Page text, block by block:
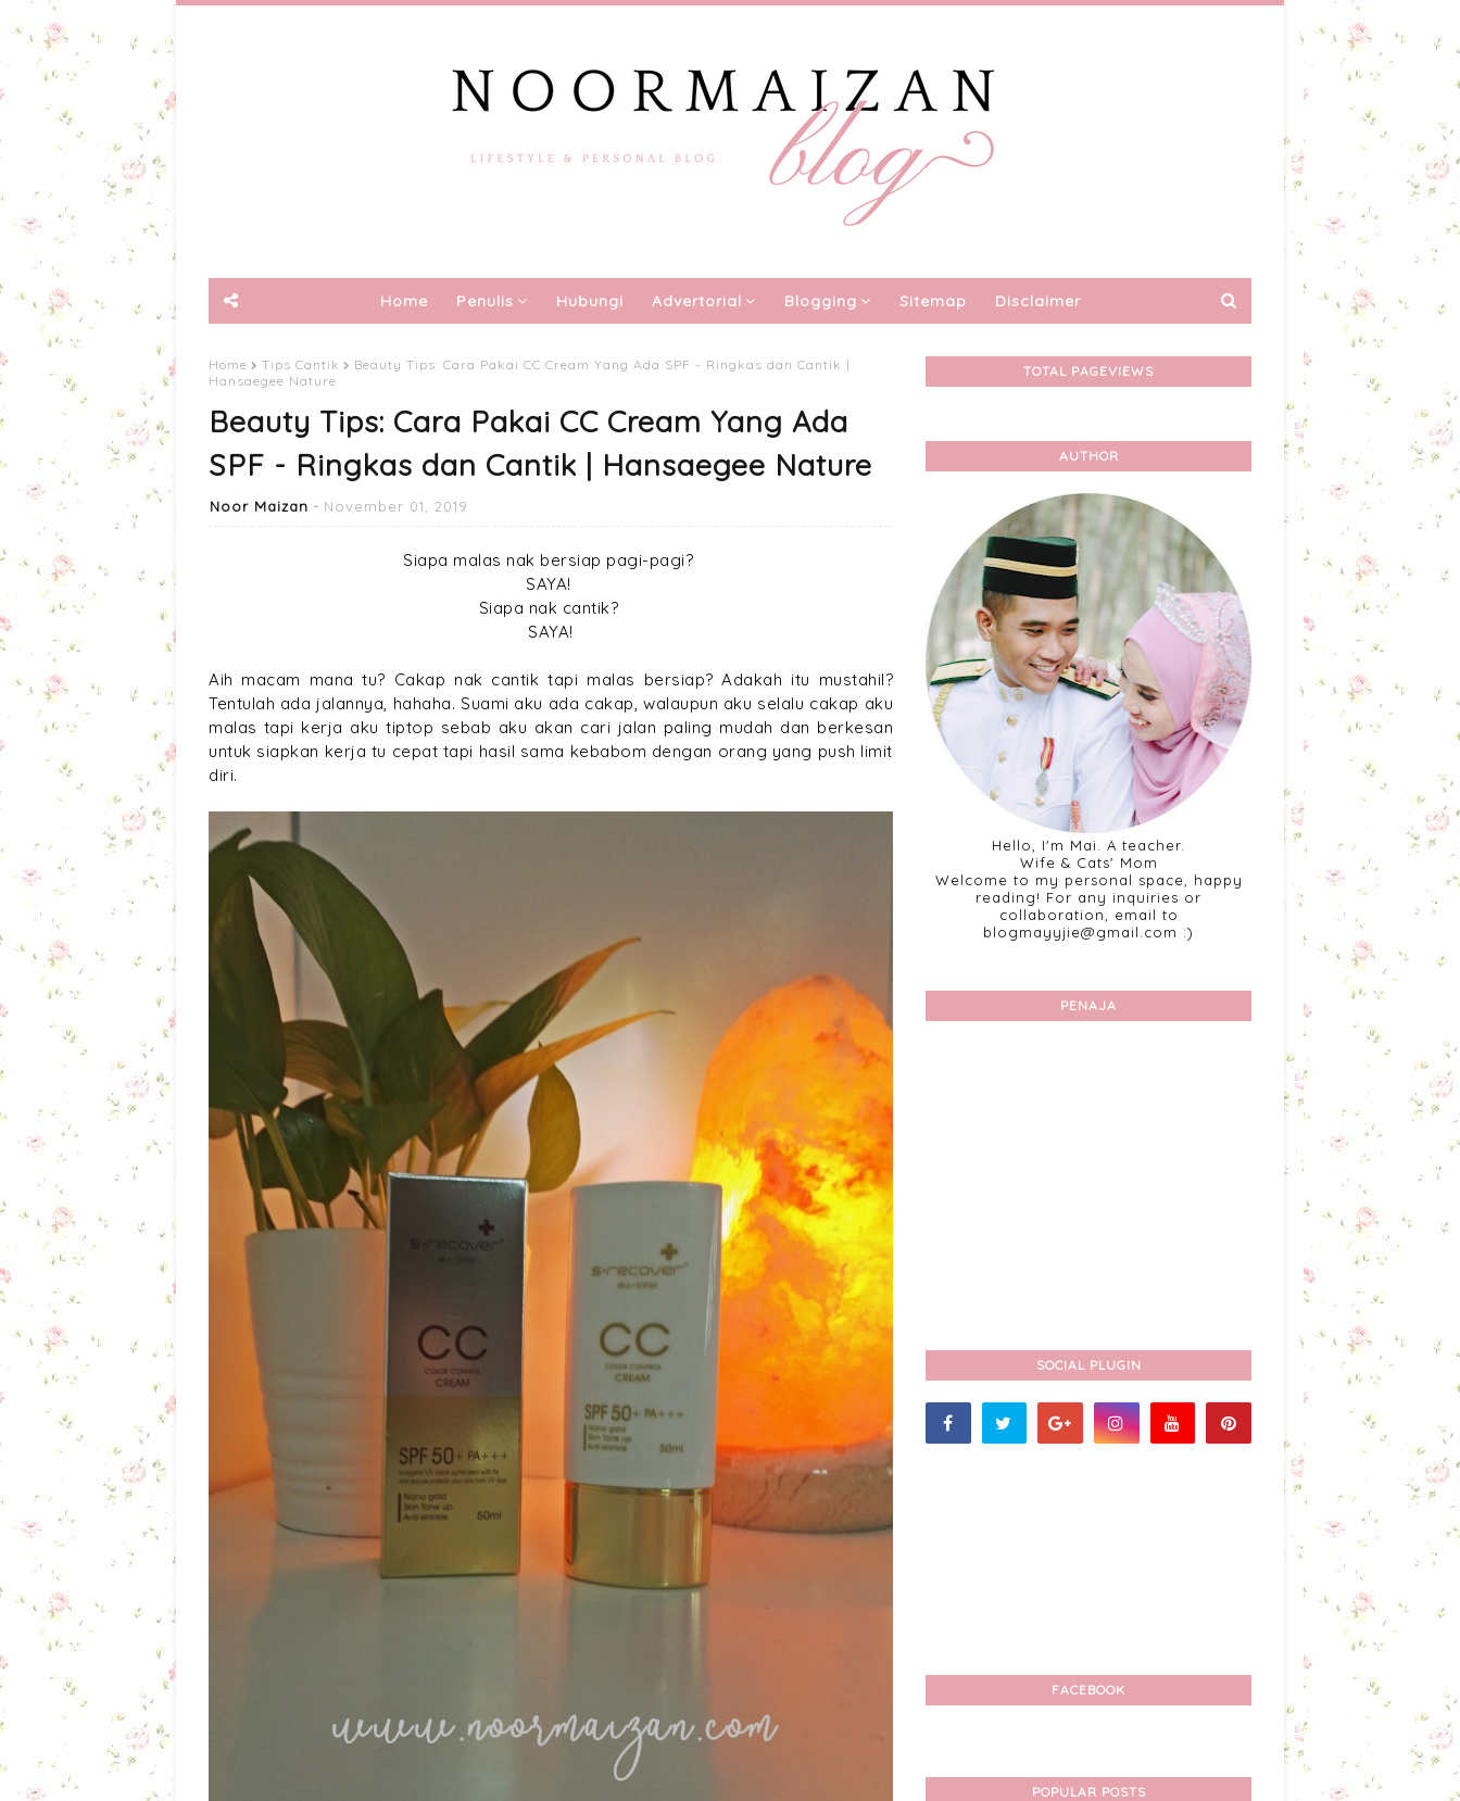
Home Penulis Hubungi Advertorial Blogging Sitemap Disclaimer
Home Tips Cantik
Beauty Tips: Cara Pakai CC Cream Yang Ada SPF - Ringkas dan Cantik |
Hansaegee Nature
Beauty Tips: Cara Pakai CC Cream Yang Ada
SPF - Ringkas dan Cantik | Hansaegee Nature
Noor Maizan November 01, 2019
Siapa malas nak bersiap pagi-pagi?
SAYA!
Siapa nak cantik?
SAYA!
Aih macam mana tu? Cakap nak cantik tapi malas bersiap? Adakah itu mustahil?
Tentulah ada jalannya, hahaha. Suami aku ada cakap, walaupun aku selalu cakap aku
malas tapi kerja aku tiptop sebab aku akan cari jalan paling mudah dan berkesan
untuk siapkan kerja tu cepat tapi hasil sama kebabom dengan orang yang push limit
diri.
TOTAL PAGEVIEWS
AUTHOR
Hello, I'm Mai. A teacher.
Wife & Cats' Mom
Welcome to my personal space, happy
reading! For any inquiries or
collaboration, email to
blogmayyjie@gmail.com :)
PENAJA
SOCIAL PLUGIN
FACEBOOK
POPULAR POSTS